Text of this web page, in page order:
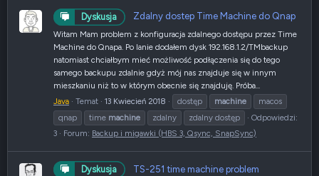
Dyskusja Zdalny dostep Time Machine do Qnap
Witam Mam problem z konfiguracja zdalnego dostępu przez Time
Machine do Qnapa. Po lanie dodałem dysk 192.168.1.2/TMbackup
natomiast chciałbym mieć możliwość podłączenia się do tego
samego backupu zdalnie gdyż mój nas znajduje się w innym
mieszkaniu niż to w którym obecnie się znajduję. Próba...
Java
Temat 13 Kwiecień 2018 dostęp machine
macos
qnap
time machine zdalny zdalny dostęp
Odpowiedzi:
3
Forum: Backup i migawki (HBS 3, Qsync, SnapSync)
Dyskusja TS-251 time machine problem